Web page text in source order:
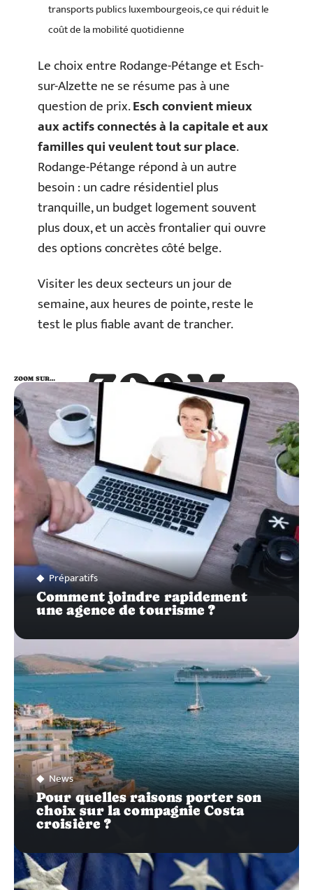
transports publics luxembourgeois, ce qui réduit le
coût de la mobilité quotidienne
Le choix entre Rodange-Pétange et Esch-
sur-Alzette ne se résume pas à une
question de prix.Esch convient mieux
aux actifs connectés à la capitale et aux
familles qui veulent tout sur place.
Rodange-Pétange répond à un autre
besoin : un cadre résidentiel plus
tranquille, un budget logement souvent
plus doux, et un accès frontalier qui ouvre
des options concrètes côté belge.
Visiter les deux secteurs un jour de
semaine, aux heures de pointe, reste le
test le plus fiable avant de trancher.
ZOOM
SUR…
ZOOM SUR…
Préparatifs
Comment joindre rapidement
une agence de tourisme ?
News
Pour quelles raisons porter son
choix sur la compagnie Costa
croisière ?